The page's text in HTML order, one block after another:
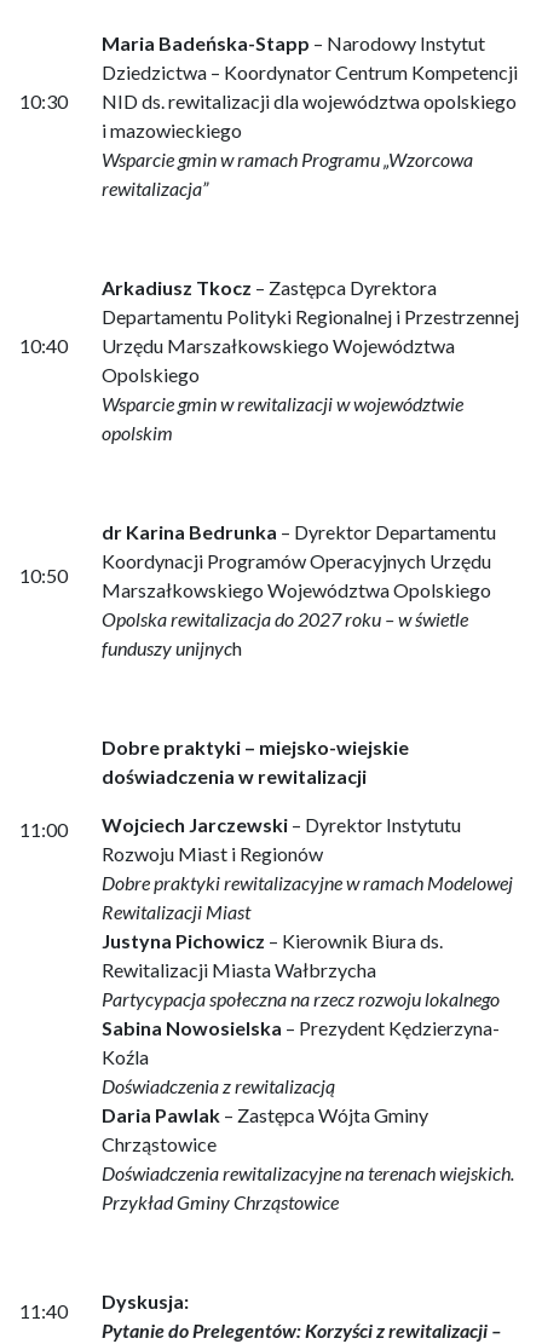
10:30
Maria Badeńska-Stapp – Narodowy Instytut
Dziedzictwa – Koordynator Centrum Kompetencji
NID ds. rewitalizacji dla województwa opolskiego
i mazowieckiego
Wsparcie gmin w ramach Programu „Wzorcowa
rewitalizacja”
10:40
Arkadiusz Tkocz – Zastępca Dyrektora
Departamentu Polityki Regionalnej i Przestrzennej
Urzędu Marszałkowskiego Województwa
Opolskiego
Wsparcie gmin w rewitalizacji w województwie
opolskim
10:50
dr Karina Bedrunka – Dyrektor Departamentu
Koordynacji Programów Operacyjnych Urzędu
Marszałkowskiego Województwa Opolskiego
Opolska rewitalizacja do 2027 roku – w świetle
funduszy unijnych
11:00
Dobre praktyki – miejsko-wiejskie
doświadczenia w rewitalizacji
Wojciech Jarczewski – Dyrektor Instytutu
Rozwoju Miast i Regionów
Dobre praktyki rewitalizacyjne w ramach Modelowej
Rewitalizacji Miast
Justyna Pichowicz – Kierownik Biura ds.
Rewitalizacji Miasta Wałbrzycha
Partycypacja społeczna na rzecz rozwoju lokalnego
Sabina Nowosielska – Prezydent Kędzierzyna-
Koźla
Doświadczenia z rewitalizacją
Daria Pawlak – Zastępca Wójta Gminy
Chrząstowice
Doświadczenia rewitalizacyjne na terenach wiejskich.
Przykład Gminy Chrząstowice
11:40
Dyskusja:
Pytanie do Prelegentów: Korzyści z rewitalizacji –